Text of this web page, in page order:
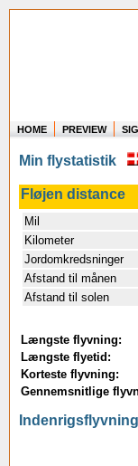
HOME PREVIEW
Min flystatistik
Fløjen distance
Mil
Kilometer
Jordomkredsninger
Afstand til månen
Afstand til solen
Længste flyvning:
Længste flyetid:
Korteste flyvning:
Gennemsnitlige